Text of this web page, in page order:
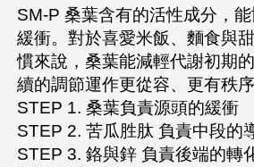
SM-P 桑葉含有的活性成分，
緩衝。對於喜愛米飯、麵食與
慣來說，桑葉能減輕代謝初期
續的調節運作更從容、更有秩序
STEP 1. 桑葉負責源頭的緩衝
STEP 2. 苦瓜胜肽 負責中段的
STEP 3. 鉻與鋅 負責後端的轉